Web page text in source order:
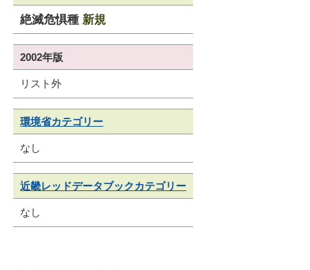
絶滅危惧種新規
2002年版
リスト外
環境省カテゴリー
なし
近畿レッドデータブックカテゴリー
なし